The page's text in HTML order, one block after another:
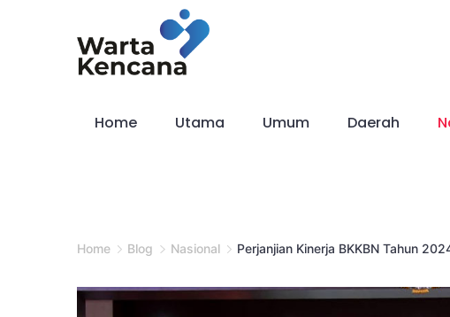
Home Utama Umum Daerah
Home Blog Nasional Perjanjian Kinerja BKKBN Tahun